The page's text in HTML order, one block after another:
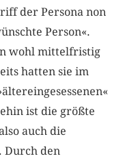
der Persona non
Person«.
wohl mittelfristig
hatten sie im
ist die größte
auch die
Durch den